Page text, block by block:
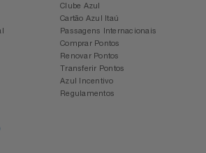
Clube Azul
Cartão Azul Itaú
Passagens Internacionais
Comprar Pontos
Renovar Pontos
Transferir Pontos
Azul Incentivo
Regulamentos